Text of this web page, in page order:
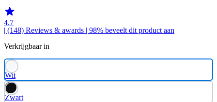
4.7
| (148) Reviews & awards | 98% beveelt dit product aan
Verkrijgbaar in
Wit
Zwart